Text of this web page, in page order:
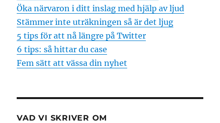
Öka närvaron i ditt inslag med hjälp av ljud
Stämmer inte uträkningen så är det ljug
5 tips för att nå längre på Twitter
6 tips: så hittar du case
Fem sätt att vässa din nyhet
VAD VI SKRIVER OM